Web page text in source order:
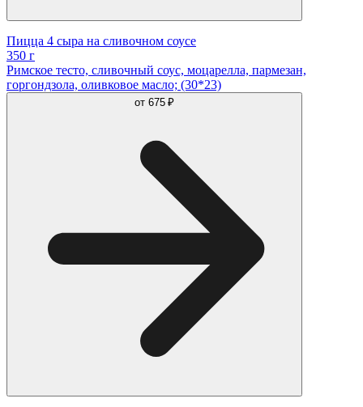
Пицца 4 сыра на сливочном соусе
350 г
Римское тесто, сливочный соус, моцарелла, пармезан,
горгондзола, оливковое масло; (30*23)
от 675 ₽